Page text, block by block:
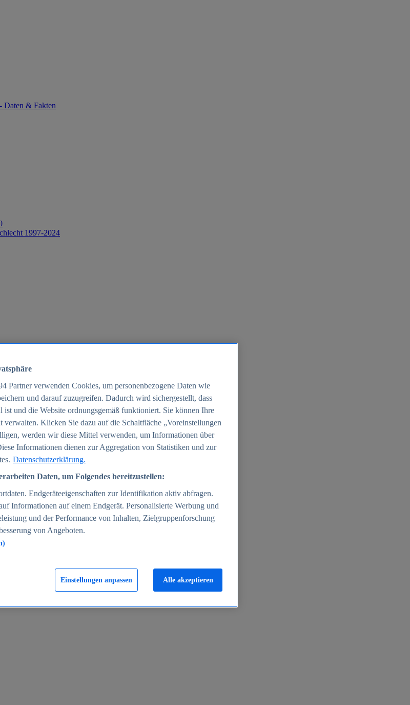
Daten & Fakten
1997-2024
2005-2025
Partner verwenden Cookies, um personenbezogene Daten wie
und darauf zuzugreifen. Dadurch wird sichergestellt, dass
und die Website ordnungsgemäß funktioniert. Sie können Ihre
verwalten. Klicken Sie dazu auf die Schaltfläche „Voreinstellungen
werden wir diese Mittel verwenden, um Informationen über
Informationen dienen zur Aggregation von Statistiken und zur
Datenschutzerklärung.
Daten, um Folgendes bereitzustellen:
Endgeräteeigenschaften zur Identifikation aktiv abfragen.
Informationen auf einem Endgerät. Personalisierte Werbung und
und der Performance von Inhalten, Zielgruppenforschung
von Angeboten.
Einstellungen anpassen Alle akzeptieren